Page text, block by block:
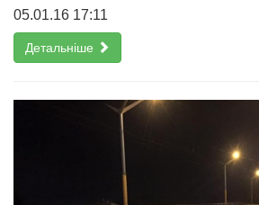
05.01.16 17:11
Детальніше